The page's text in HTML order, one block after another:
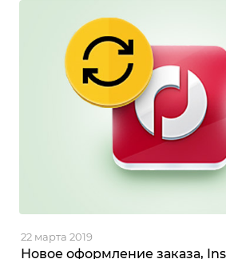
Новое оформление заказа,
22 марта 2019